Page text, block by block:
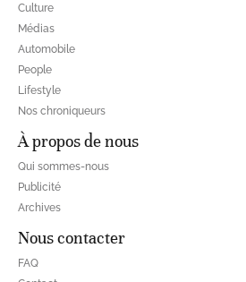
Culture
Médias
Automobile
People
Lifestyle
Nos chroniqueurs
À propos de nous
Qui sommes-nous
Publicité
Archives
Nous contacter
FAQ